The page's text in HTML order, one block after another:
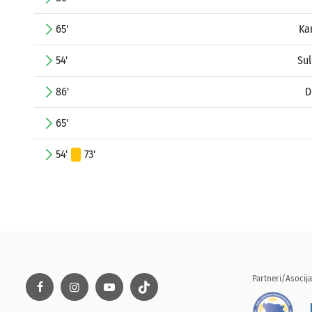
65'
54'
86'
65'
54' 73'
Partneri/